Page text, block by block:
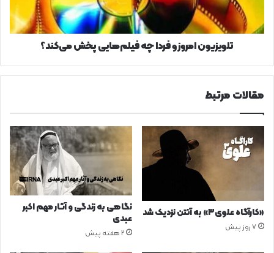
می‌کند؟
تلویزیون امروز و فردا چه فیلم‌هایی پخش می‌کند؟
مقالات مرتبط
«کارآگاه علوی۳» به آنتن نزدیک شد
7 روز پیش
نگاهی به زندگی و آثار مهم اکبر
عبدی
2 هفته پیش